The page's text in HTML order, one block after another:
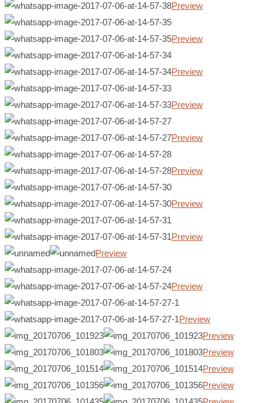
Preview
Preview
Preview
Preview
Preview
Preview
Preview
Preview
Preview
Preview
Preview
Preview
Preview
Preview
Preview